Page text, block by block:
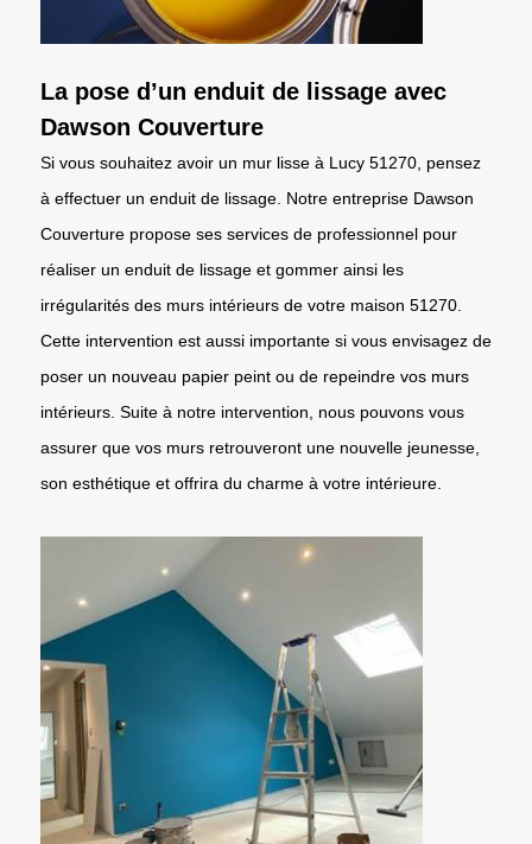
La pose d’un enduit de lissage avec
Dawson Couverture
Si vous souhaitez avoir un mur lisse à Lucy 51270, pensez
à effectuer un enduit de lissage. Notre entreprise Dawson
Couverture propose ses services de professionnel pour
réaliser un enduit de lissage et gommer ainsi les
irrégularités des murs intérieurs de votre maison 51270.
Cette intervention est aussi importante si vous envisagez de
poser un nouveau papier peint ou de repeindre vos murs
intérieurs. Suite à notre intervention, nous pouvons vous
assurer que vos murs retrouveront une nouvelle jeunesse,
son esthétique et offrira du charme à votre intérieure.